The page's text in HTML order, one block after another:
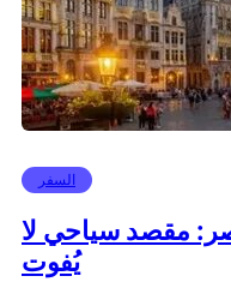
السفر
مقصد سياحي لا
يُفوت